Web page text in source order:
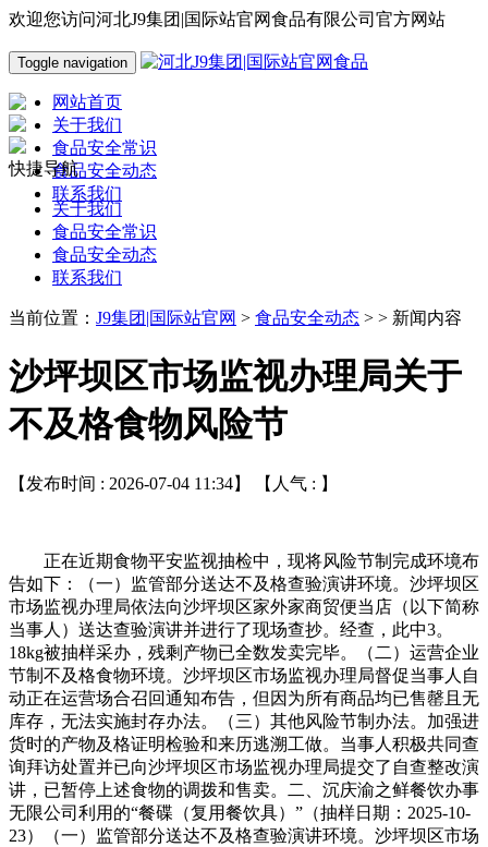
欢迎您访问河北J9集团|国际站官网食品有限公司官方网站
Toggle navigation
网站首页
关于我们
食品安全常识
食品安全动态
联系我们
快捷导航
关于我们
食品安全常识
食品安全动态
联系我们
当前位置： J9集团|国际站官网 > 食品安全动态 > > 新闻内容
沙坪坝区市场监视办理局关于
不及格食物风险节
【发布时间 : 2026-07-04 11:34】 【人气 : 】
正在近期食物平安监视抽检中，现将风险节制完成环境布
告如下：（一）监管部分送达不及格查验演讲环境。沙坪坝区
市场监视办理局依法向沙坪坝区家外家商贸便当店（以下简称
当事人）送达查验演讲并进行了现场查抄。经查，此中3。
18kg被抽样采办，残剩产物已全数发卖完毕。（二）运营企业
节制不及格食物环境。沙坪坝区市场监视办理局督促当事人自
动正在运营场合召回通知布告，但因为所有商品均已售罄且无
库存，无法实施封存办法。（三）其他风险节制办法。加强进
货时的产物及格证明检验和来历逃溯工做。当事人积极共同查
询拜访处置并已向沙坪坝区市场监视办理局提交了自查整改演
讲，已暂停上述食物的调拨和售卖。二、沉庆渝之鲜餐饮办事
无限公司利用的“餐碟（复用餐饮具）”（抽样日期：2025-10-
23）（一）监管部分送达不及格查验演讲环境。沙坪坝区市场